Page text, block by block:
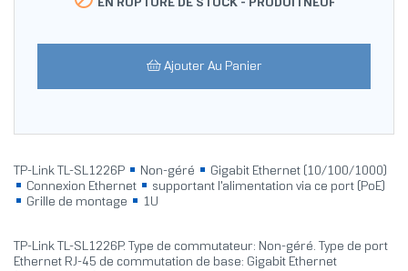
EN RUPTURE DE STOCK - PRODUITNEUF
Ajouter Au Panier
TP-Link TL-SL1226P Non-géré
Gigabit Ethernet (10/100/1000)
Connexion Ethernet
supportant l'alimentation via ce port (PoE)
Grille de montage
1U
TP-Link TL-SL1226P. Type de commutateur: Non-géré. Type de port
Ethernet RJ-45 de commutation de base: Gigabit Ethernet